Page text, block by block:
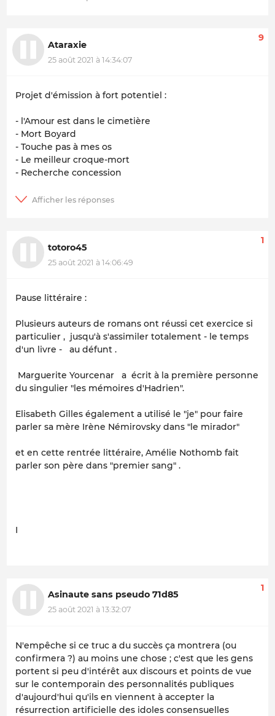
Ataraxie
25 août 2021 à 14:34:07
9
Projet d'émission à fort potentiel :
- l'Amour est dans le cimetière
- Mort Boyard
- Touche pas à mes os
- Le meilleur croque-mort
- Recherche concession
totoro45
25 août 2021 à 14:06:49
1
Pause littéraire :
Plusieurs auteurs de romans ont réussi cet exercice si
particulier , jusqu'à s'assimiler totalement - le temps
d'un livre - au défunt .
Marguerite Yourcenar a écrit à la première personne
du singulier "les mémoires d'Hadrien".
Elisabeth Gilles également a utilisé le "je" pour faire
parler sa mère Irène Némirovsky dans "le mirador"
et en cette rentrée littéraire, Amélie Nothomb fait
parler son père dans "premier sang" .
I
Asinaute sans pseudo 71d85
25 août 2021 à 13:32:07
1
N'empêche si ce truc a du succès ça montrera (ou
confirmera ?) au moins une chose ; c'est que les gens
portent si peu d'intérêt aux discours et points de vue
sur le contemporain des personnalités publiques
d'aujourd'hui qu'ils en viennent à accepter la
résurrection artificielle des idoles consensuelles